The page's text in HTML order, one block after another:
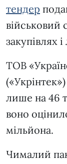
тендер
військовий
закупівлях
ТОВ
лише на 46
воно
мільйона.
Чималий